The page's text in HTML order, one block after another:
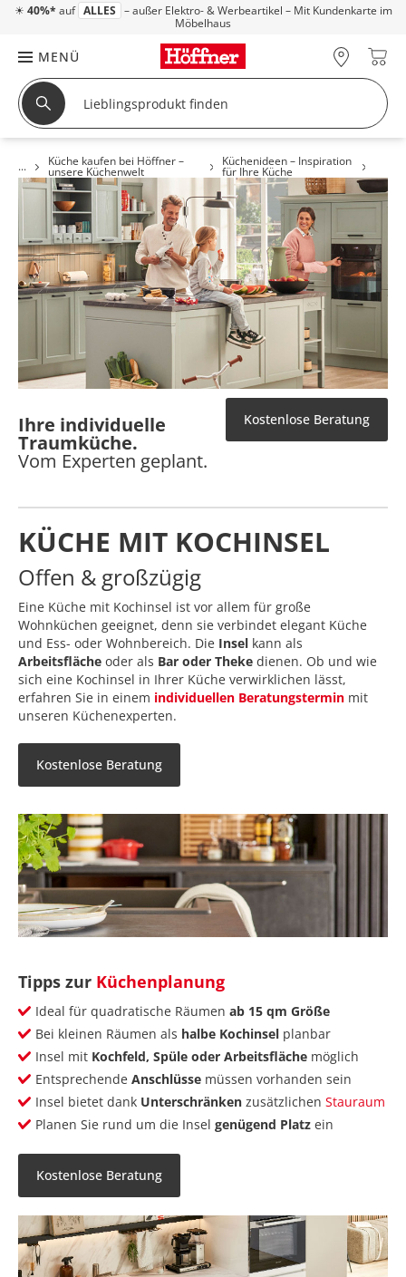
☀ 40%* auf ALLES – außer Elektro- & Werbeartikel – Mit Kundenkarte im
Möbelhaus
MENÜ
Küche kaufen bei Höffner –
unsere Küchenwelt
Küchenideen – Inspiration
für Ihre Küche
Ihre individuelle
Traumküche.
Vom Experten geplant.
Kostenlose Beratung
KÜCHE MIT KOCHINSEL
Offen & großzügig
Eine Küche mit Kochinsel ist vor allem für große
Wohnküchen geeignet, denn sie verbindet elegant Küche
und Ess- oder Wohnbereich. Die Insel kann als
Arbeitsfläche oder als Bar oder Theke dienen. Ob und wie
sich eine Kochinsel in Ihrer Küche verwirklichen lässt,
erfahren Sie in einem individuellen Beratungstermin mit
unseren Küchenexperten.
Kostenlose Beratung
Tipps zur Küchenplanung
Ideal für quadratische Räumen ab 15 qm Größe
Bei kleinen Räumen als halbe Kochinsel planbar
Insel mit Kochfeld, Spüle oder Arbeitsfläche möglich
Entsprechende Anschlüsse müssen vorhanden sein
Insel bietet dank Unterschränken zusätzlichen Stauraum
Planen Sie rund um die Insel genügend Platz ein
Kostenlose Beratung